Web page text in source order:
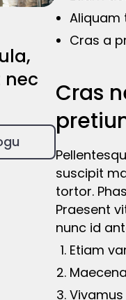
Aliquam
Cras a
Cras
suscipit
tortor.
Praesent
nunc id
Etiam